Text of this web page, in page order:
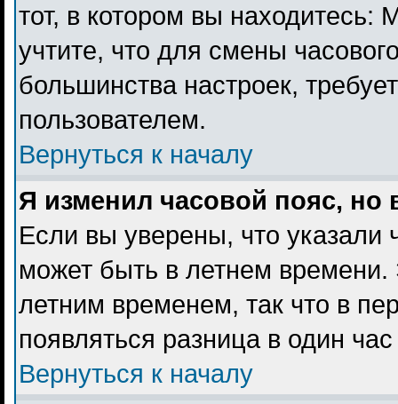
тот, в котором вы находитесь:
учтите, что для смены
большинства настроек,
пользователем.
Вернуться к началу
Я изменил часовой пояс, но
Если вы уверены, что указали
может быть в летнем
летним временем, так что в
появляться разница в один
Вернуться к началу